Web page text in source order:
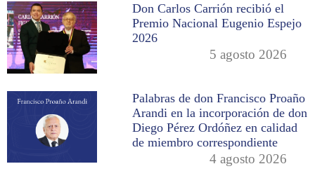
Don Carlos Carrión recibió el
Premio Nacional Eugenio Espejo
2026
5 agosto 2026
Palabras de don Francisco Proaño
Arandi en la incorporación de don
Diego Pérez Ordóñez en calidad
de miembro correspondiente
4 agosto 2026